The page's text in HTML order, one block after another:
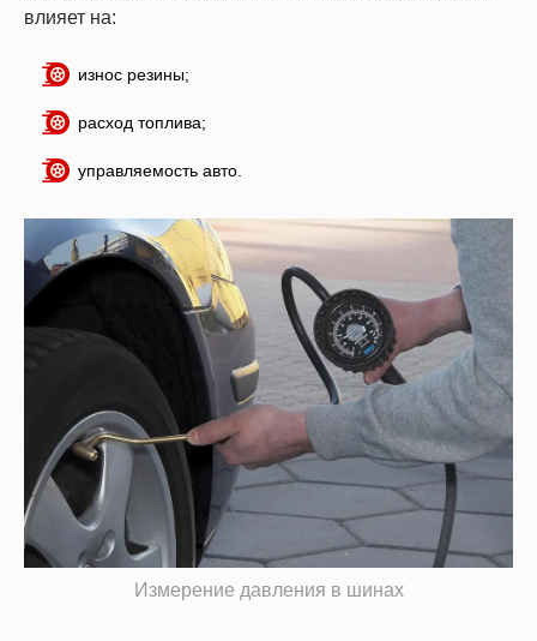
влияет на:
износ резины;
расход топлива;
управляемость авто.
Измерение давления в шинах